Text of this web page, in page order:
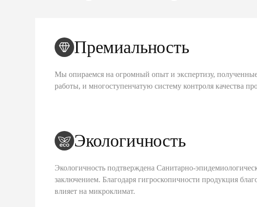
Премиальность
Мы опираемся на огромный опыт и экспертизу, полученные
работы, и многоступенчатую систему контроля качества
Экологичность
Экологичность подтверждена Санитарно-
заключением. Благодаря гигроскопичности продукция
влияет на микроклимат.